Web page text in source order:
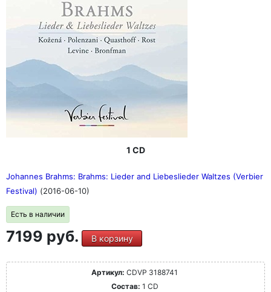
для виолончели (Пьер Фурнье), сонаты и партиты для
скрипки (Натан Мильштейн), органные произведения
(Хельмут Вальха, Карл Рихтер, Саймон Престон), арии
(Кэтлин Бэттл), сюиты для виолончели (Миша Майский /
Марта Аргерих) и многое другое.
"Его следует называть не Бахом, а морем!" (Бетховен)
1 CD
Johannes Brahms: Brahms: Lieder and Liebeslieder Waltzes (Verbier
Festival) (2016-06-10)
Есть в наличии
7199 руб. В корзину
Артикул: CDVP 3188741
Состав: 1 CD